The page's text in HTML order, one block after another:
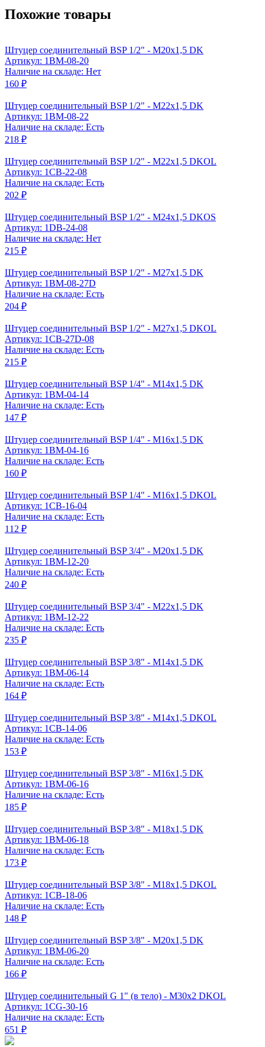
Похожие товары
Штуцер соединительный BSP 1/2" - M20x1,5 DK
Артикул: 1BM-08-20
Наличие на складе: Нет
160 ₽
Штуцер соединительный BSP 1/2" - M22x1,5 DK
Артикул: 1BM-08-22
Наличие на складе: Есть
218 ₽
Штуцер соединительный BSP 1/2" - M22x1,5 DKOL
Артикул: 1CB-22-08
Наличие на складе: Есть
202 ₽
Штуцер соединительный BSP 1/2" - M24x1,5 DKOS
Артикул: 1DB-24-08
Наличие на складе: Нет
215 ₽
Штуцер соединительный BSP 1/2" - M27x1,5 DK
Артикул: 1BM-08-27D
Наличие на складе: Есть
204 ₽
Штуцер соединительный BSP 1/2" - M27x1,5 DKOL
Артикул: 1CB-27D-08
Наличие на складе: Есть
215 ₽
Штуцер соединительный BSP 1/4" - M14x1,5 DK
Артикул: 1BM-04-14
Наличие на складе: Есть
147 ₽
Штуцер соединительный BSP 1/4" - M16x1,5 DK
Артикул: 1BM-04-16
Наличие на складе: Есть
160 ₽
Штуцер соединительный BSP 1/4" - M16x1,5 DKOL
Артикул: 1CB-16-04
Наличие на складе: Есть
112 ₽
Штуцер соединительный BSP 3/4" - M20x1,5 DK
Артикул: 1BM-12-20
Наличие на складе: Есть
240 ₽
Штуцер соединительный BSP 3/4" - M22x1,5 DK
Артикул: 1BM-12-22
Наличие на складе: Есть
235 ₽
Штуцер соединительный BSP 3/8" - M14x1,5 DK
Артикул: 1BM-06-14
Наличие на складе: Есть
164 ₽
Штуцер соединительный BSP 3/8" - M14x1,5 DKOL
Артикул: 1CB-14-06
Наличие на складе: Есть
153 ₽
Штуцер соединительный BSP 3/8" - M16x1,5 DK
Артикул: 1BM-06-16
Наличие на складе: Есть
185 ₽
Штуцер соединительный BSP 3/8" - M18x1,5 DK
Артикул: 1BM-06-18
Наличие на складе: Есть
173 ₽
Штуцер соединительный BSP 3/8" - M18x1,5 DKOL
Артикул: 1CB-18-06
Наличие на складе: Есть
148 ₽
Штуцер соединительный BSP 3/8" - M20x1,5 DK
Артикул: 1BM-06-20
Наличие на складе: Есть
166 ₽
Штуцер соединительный G 1" (в тело) - М30x2 DKOL
Артикул: 1CG-30-16
Наличие на складе: Есть
651 ₽